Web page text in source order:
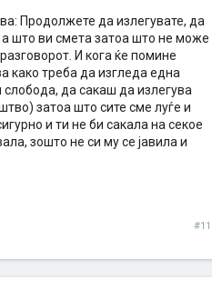
Продолжете да излегувате, да
а што ви смета затоа што не може
И кога ќе помине
како треба да изгледа една
да сакаш да излегува
затоа што сите сме луѓе и
и ти не би сакала на секое
зошто не си му се јавила и
#11